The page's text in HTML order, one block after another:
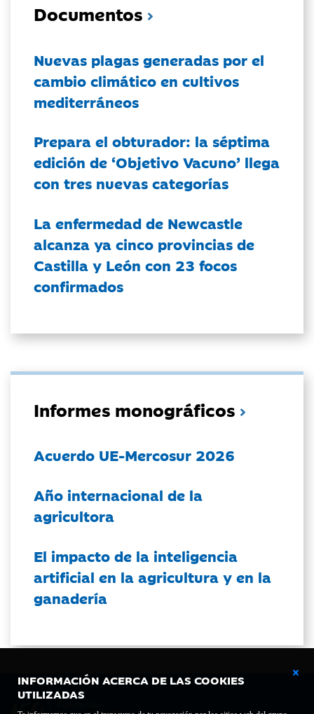
INFORMACIÓN ACERCA DE LAS COOKIES
UTILIZADAS
Documentos
Nuevas plagas generadas por el
cambio climático en cultivos
mediterráneos
Prepara el obturador: la séptima
edición de ‘Objetivo Vacuno’ llega
con tres nuevas categorías
La enfermedad de Newcastle
alcanza ya cinco provincias de
Castilla y León con 23 focos
confirmados
Informes monográficos
Acuerdo UE-Mercosur 2026
Año internacional de la
agricultora
El impacto de la inteligencia
artificial en la agricultura y en la
ganadería